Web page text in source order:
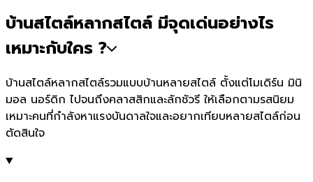
บ้านสไตล์หลากสไตล์ มีจุดเด่นอย่างไร
เหมาะกับใคร ?
บ้านสไตล์หลากสไตล์รวมแบบบ้านหลายสไตล์ ตั้งแต่โมเดิร์น มินิ
มอล นอร์ดิก ไปจนถึงคลาสสิกและลักชัวรี ให้เลือกตามรสนิยม
เหมาะคนที่กำลังหาแรงบันดาลใจและอยากเทียบหลายสไตล์ก่อน
ตัดสินใจ